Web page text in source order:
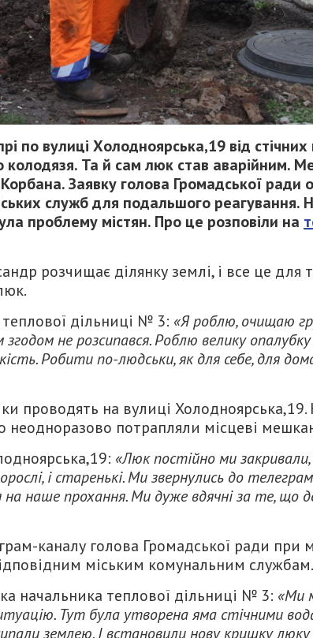
по вулиці Холодноярська,19 від
колодязя. Та й сам люк став аварійним.
Заявку голова Громадської ради
служб для подальшого реагування.
проблему містян. Про це розповіли на
розчищає ділянку землі, і все це для
дільниці № 3: «Я роблю, очищаю
не розсипався. Роблю велику
Робити по-людськи, як для себе, для
проводять на вулиці
неодноразово потрапляли місцеві
«Люк постійно ми
і старенькі. Ми звернулись до
на наше прохання. Ми дуже вдячні за те, що
каналу голова Громадської ради при
міським комунальним службам.
начальника теплової дільниці № 3: «Ми
Тут була утворена яма стічними
землею. І встановили нову кришку люку